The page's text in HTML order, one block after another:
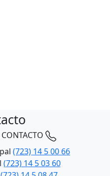
(723) 14 5 00 66
(723) 14 5 03 60